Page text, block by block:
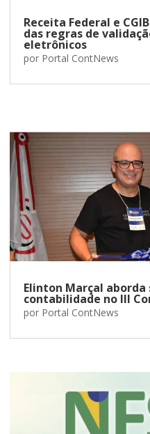
Receita Federal e
das regras de
eletrônicos
por Portal ContNews
Elinton Marçal aborda
contabilidade no III
por Portal ContNews